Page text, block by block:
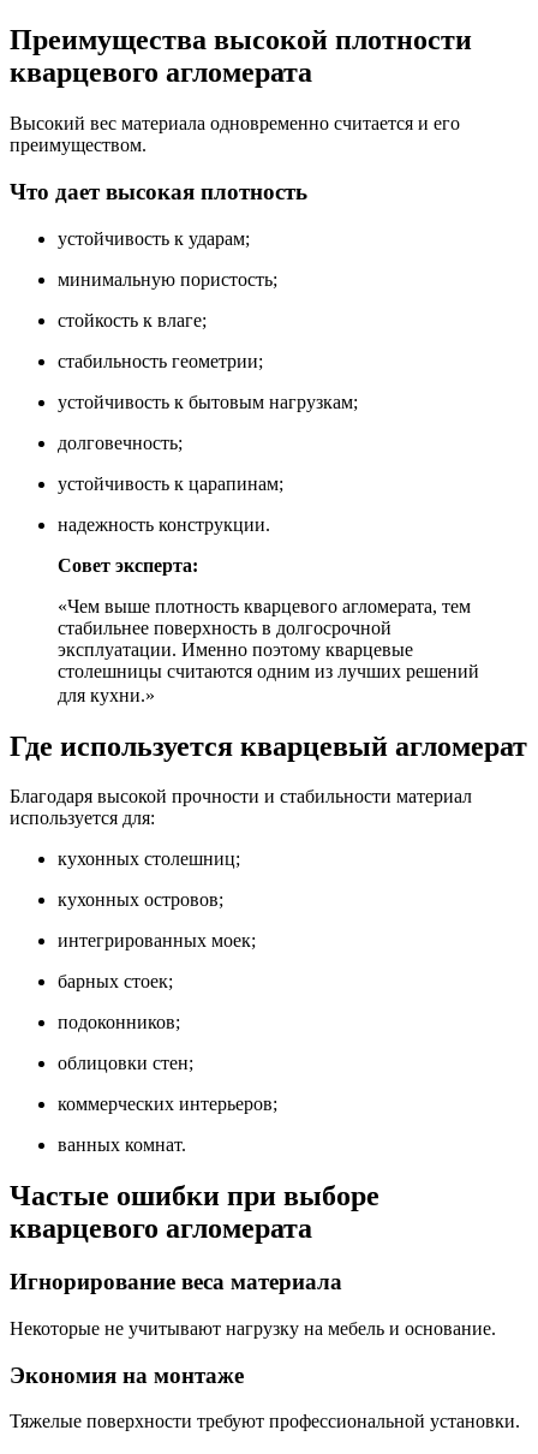
Преимущества высокой плотности
кварцевого агломерата
Высокий вес материала одновременно считается и его
преимуществом.
Что дает высокая плотность
устойчивость к ударам;
минимальную пористость;
стойкость к влаге;
стабильность геометрии;
устойчивость к бытовым нагрузкам;
долговечность;
устойчивость к царапинам;
надежность конструкции.
Совет эксперта:
«Чем выше плотность кварцевого агломерата, тем
стабильнее поверхность в долгосрочной
эксплуатации. Именно поэтому кварцевые
столешницы считаются одним из лучших решений
для кухни.»
Где используется кварцевый агломерат
Благодаря высокой прочности и стабильности материал
используется для:
кухонных столешниц;
кухонных островов;
интегрированных моек;
барных стоек;
подоконников;
облицовки стен;
коммерческих интерьеров;
ванных комнат.
Частые ошибки при выборе
кварцевого агломерата
Игнорирование веса материала
Некоторые не учитывают нагрузку на мебель и основание.
Экономия на монтаже
Тяжелые поверхности требуют профессиональной установки.